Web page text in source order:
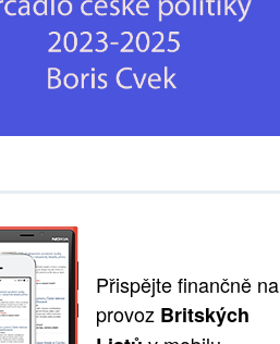
Přispějte finančně na
provoz Britských